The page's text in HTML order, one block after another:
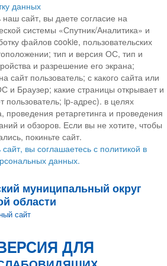
данных
сайт, вы даете согласие на
системы «Спутник/Аналитика» и
файлов cookie, пользовательских
тип и версия ОС, тип и
и разрешение его экрана;
сайт пользователь; с какого сайта или
и Браузер; какие страницы открывает и
пользователь; ip-адрес). в целях
проведения ретаргетинга и проведения
и обзоров. Если вы не хотите, чтобы
покиньте сайт.
вы соглашаетесь с политикой в
данных.